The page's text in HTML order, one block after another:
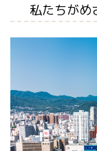
私たちがめ